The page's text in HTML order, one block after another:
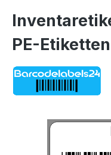
PE-
Bildergalerie